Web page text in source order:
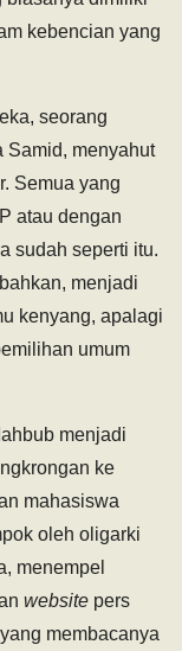
kebencian yang
seorang
Samid, menyahut
Semua yang
atau dengan
sudah seperti itu.
menjadi
kenyang, apalagi
umum
menjadi
ke
mahasiswa
oleh oligarki
menempel
website pers
membacanya